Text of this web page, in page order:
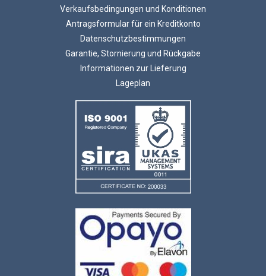
Verkaufsbedingungen und Konditionen
Antragsformular für ein Kreditkonto
Datenschutzbestimmungen
Garantie, Stornierung und Rückgabe
Informationen zur Lieferung
Lageplan